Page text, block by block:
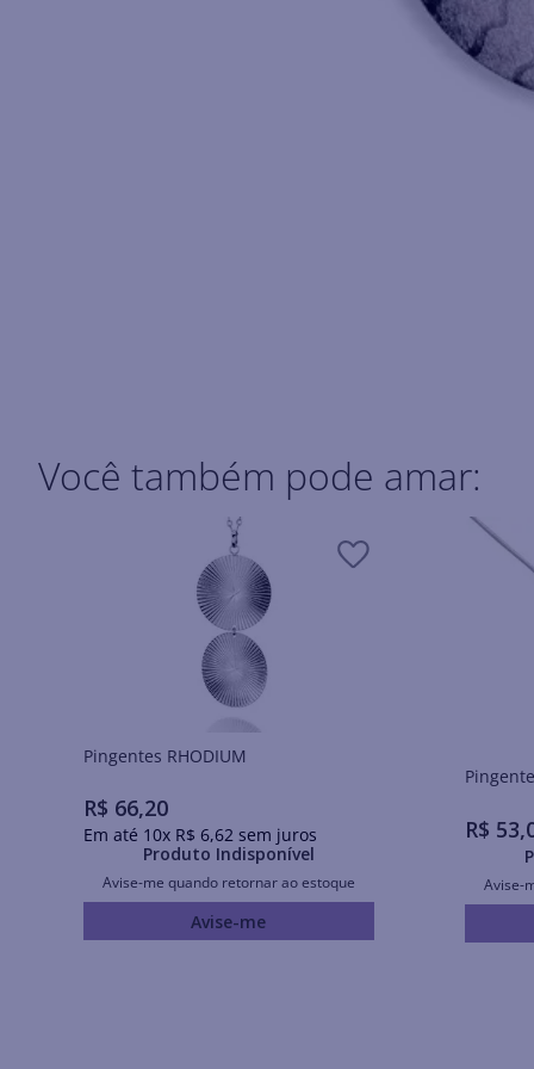
Você também pode amar:
Pingentes RHODIUM
R$ 66,20
Em até 10x R$ 6,62sem juros
Produto Indisponível
Avise-me quando retornar ao estoque
Avise-me
R$ 53,
Avise-